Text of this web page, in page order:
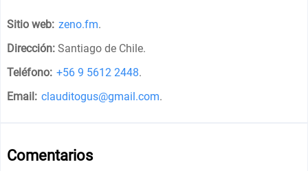
Sitio web: zeno.fm.
Dirección: Santiago de Chile.
Teléfono: +56 9 5612 2448.
Email: clauditogus@gmail.com.
Comentarios